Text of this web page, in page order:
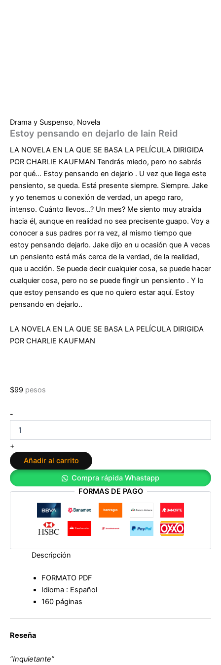
Drama y Suspenso, Novela
Estoy pensando en dejarlo de Iain Reid
LA NOVELA EN LA QUE SE BASA LA PELÍCULA DIRIGIDA
POR CHARLIE KAUFMAN Tendrás miedo, pero no sabrás
por qué… Estoy pensando en dejarlo . U vez que llega este
pensiento, se queda. Está presente siempre. Siempre. Jake
y yo tenemos u conexión de verdad, un apego raro,
intenso. Cuánto llevos…? Un mes? Me siento muy atraída
hacia él, aunque en realidad no sea precisente guapo. Voy a
conocer a sus padres por ra vez, al mismo tiempo que
estoy pensando dejarlo. Jake dijo en u ocasión que A veces
un pensiento está más cerca de la verdad, de la realidad,
que u acción. Se puede decir cualquier cosa, se puede hacer
cualquier cosa, pero no se puede fingir un pensiento . Y lo
que estoy pensando es que no quiero estar aquí. Estoy
pensando en dejarlo..
LA NOVELA EN LA QUE SE BASA LA PELÍCULA DIRIGIDA
POR CHARLIE KAUFMAN
$99 pesos
-
pensando
en
dejarlo
de
Iain
Reid
+
Añadir al carrito
Compra rápida Whastapp
FORMAS DE PAGO
Descripción
FORMATO PDF
Idioma : Español
160 páginas
Reseña
“Inquietante”